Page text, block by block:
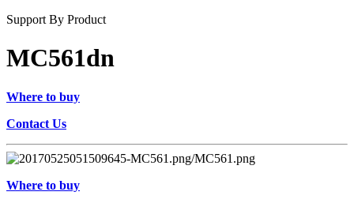
Support By Product
MC561dn
Where to buy
Contact Us
Where to buy